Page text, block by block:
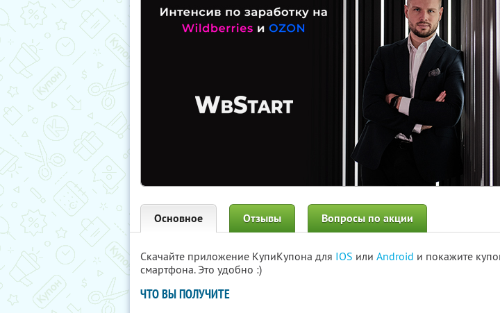
Основное Отзывы Вопросы по акции
Скачайте приложение КупиКупона для IOS или Android и покажите
смартфона. Это удобно :)
ЧТО ВЫ ПОЛУЧИТЕ